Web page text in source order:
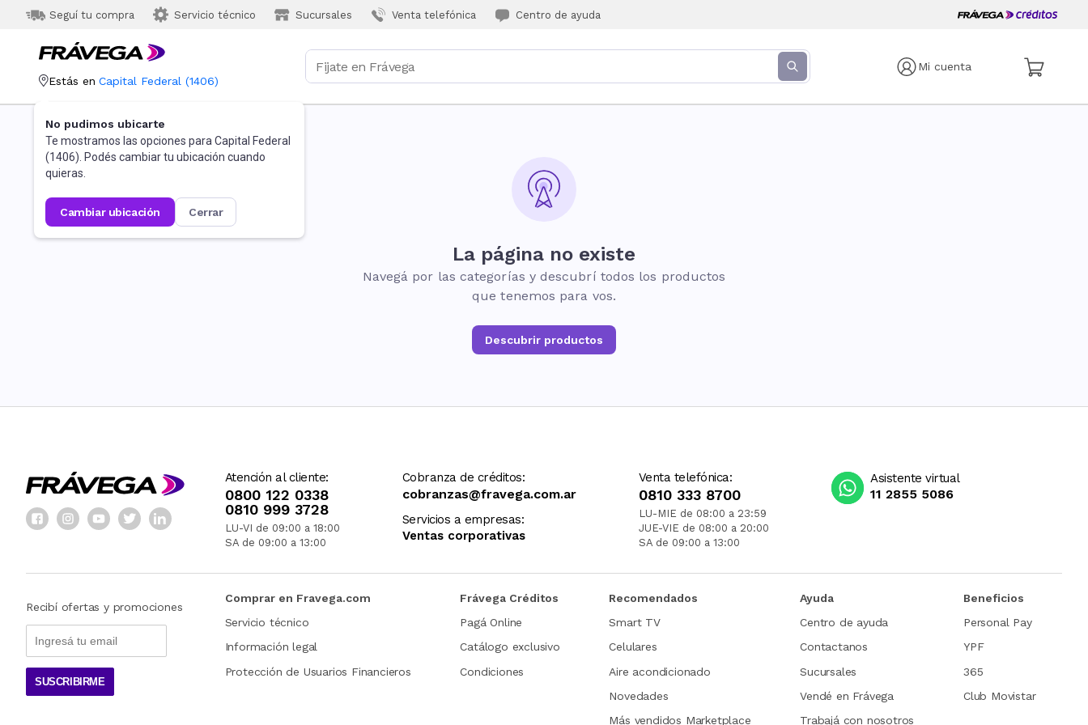
Seguí tu compra Servicio técnico Sucursales Venta telefónica Centro de ayuda
Mi cuenta
Estás en Capital Federal (1406)
No pudimos ubicarte
Te mostramos las opciones para Capital Federal
(1406). Podés cambiar tu ubicación cuando
quieras.
cambiar ubicación cerrar
La página no existe
Navegá por las categorías y descubrí todos los productos
que tenemos para vos.
Descubrir productos
Atención al cliente:
0800 122 0338
0810 999 3728
LU-VI de 09:00 a 18:00
SA de 09:00 a 13:00
Cobranza de créditos:
cobranzas@fravega.com.ar
Servicios a empresas:
Ventas corporativas
Venta telefónica:
0810 333 8700
LU-MIE de 08:00 a 23:59
JUE-VIE de 08:00 a 20:00
SA de 09:00 a 13:00
Asistente virtual
11 2855 5086
Recibí ofertas y promociones
SUSCRIBIRME
Comprar en Fravega.com
Servicio técnico
Información legal
Protección de Usuarios Financieros
Frávega Créditos
Pagá Online
Catálogo exclusivo
Condiciones
Recomendados
Smart TV
Celulares
Aire acondicionado
Novedades
Más vendidos Marketplace
Ayuda
Centro de ayuda
Contactanos
Sucursales
Vendé en Frávega
Trabajá con nosotros
Beneficios
Personal Pay
YPF
365
Club Movistar